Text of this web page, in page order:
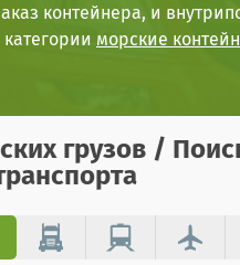
контейнера, и
морские
грузов /